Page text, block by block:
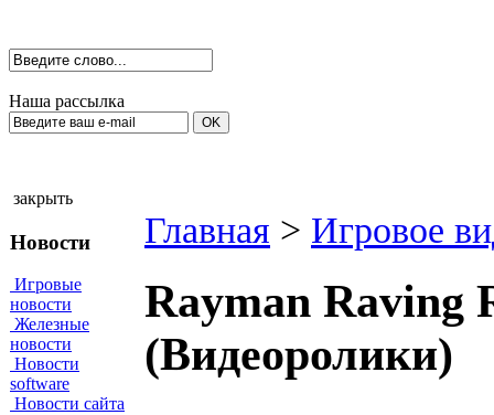
Наша рассылка
закрыть
Новости
Игровые
новости
Железные
новости
Новости
software
Новости сайта
Главная > Игровое
Rayman
(Видеоролики)